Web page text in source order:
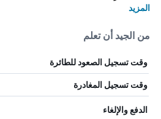
المزيد
من الجيد أن تعلم
وقت تسجيل الصعود للطائرة
وقت تسجيل المغادرة
الدفع والإلغاء